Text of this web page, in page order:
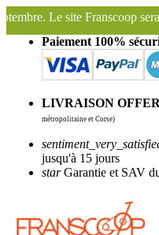
du 1er Août au 27 Août
Paiement 100%
LIVRAISON
métropolitaine et Corse)
jusqu'à 15 jours
starGarantie et SAV